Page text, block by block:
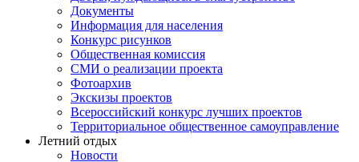
Документы
Информация для населения
Конкурс рисунков
Общественная комиссия
СМИ о реализации проекта
Фотоархив
Экскизы проектов
Всероссийский конкурс лучших проектов
Территориальное общественное самоуправление
Летний отдых
Новости